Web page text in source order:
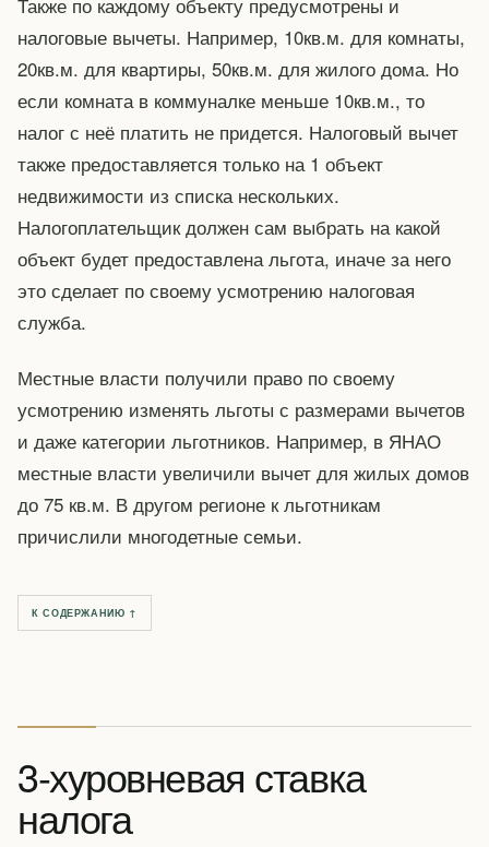
налоговые вычеты. Например, 10кв.м. для комнаты,
20кв.м. для квартиры, 50кв.м. для жилого дома. Но
если комната в коммуналке меньше 10кв.м., то
налог с неё платить не придется. Налоговый вычет
также предоставляется только на 1 объект
недвижимости из списка нескольких.
Налогоплательщик должен сам выбрать на какой
объект будет предоставлена льгота, иначе за него
это сделает по своему усмотрению налоговая
служба.
Местные власти получили право по своему
усмотрению изменять льготы с размерами вычетов
и даже категории льготников. Например, в ЯНАО
местные власти увеличили вычет для жилых домов
до 75 кв.м. В другом регионе к льготникам
причислили многодетные семьи.
К СОДЕРЖАНИЮ ↑
3-хуровневая ставка
налога